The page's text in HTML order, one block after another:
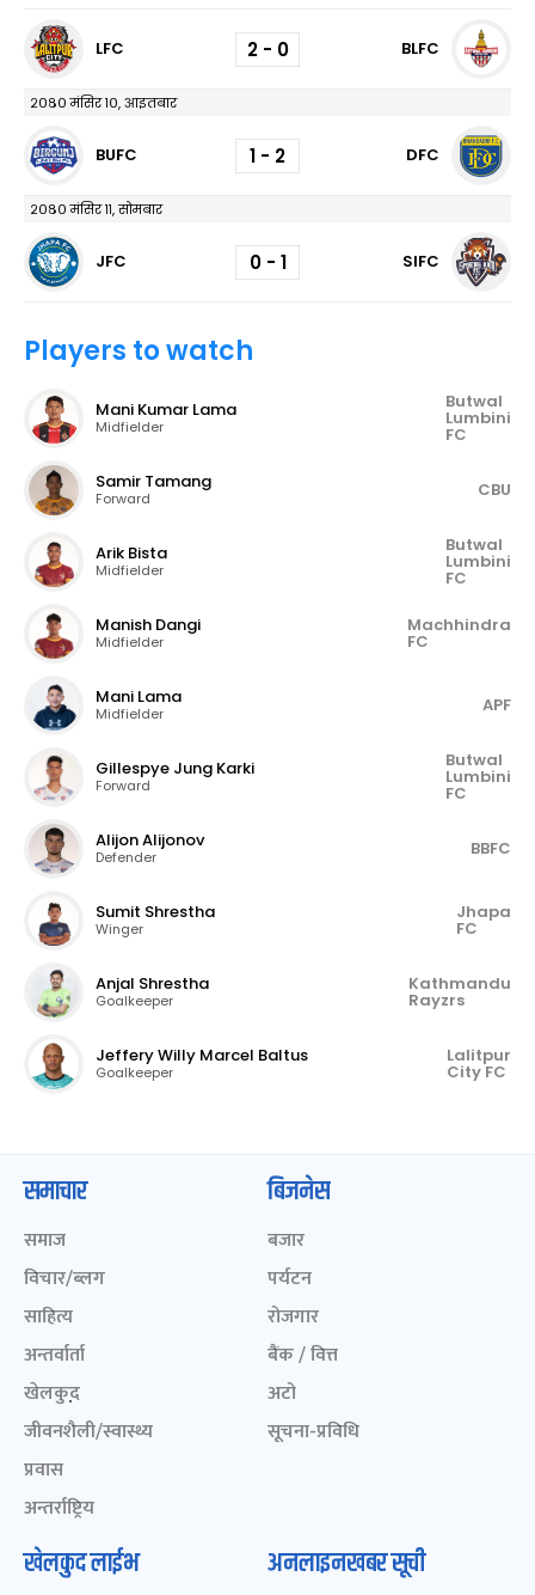
LFC 2 - 0 BLFC
२०८० मंसिर १०, आइतबार
BUFC 1 - 2 DFC
२०८० मंसिर ११, सोमबार
JFC 0 - 1 SIFC
Players to watch
Mani Kumar Lama
Midfielder
Butwal
Lumbini
FC
Samir Tamang
Forward CBU
Arik Bista
Midfielder
Butwal
Lumbini
FC
Manish Dangi
Midfielder
Machhindra
FC
Mani Lama
Midfielder APF
Gillespye Jung Karki
Forward
Butwal
Lumbini
FC
Alijon Alijonov
Defender BBFC
Sumit Shrestha
Winger
Jhapa
FC
Anjal Shrestha
Goalkeeper
Kathmandu
Rayzrs
Jeffery Willy Marcel Baltus
Goalkeeper
Lalitpur
City FC
समाचार
समाज
विचार/ब्लग
साहित्य
अन्तर्वार्ता
खेलकुद़़
जीवनशैली/स्वास्थ्य
प्रवास
अन्तर्राष्ट्रिय
बिजनेस
बजार
पर्यटन
रोजगार
बैंक / वित्त
अटो
सूचना-प्रविधि
खेलकुद लाईभ अनलाइनखबर सूची